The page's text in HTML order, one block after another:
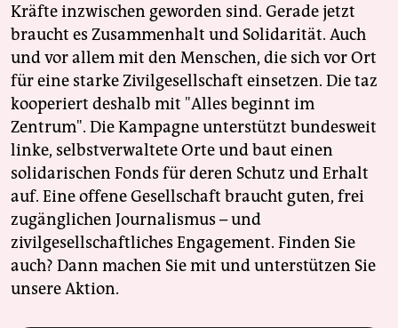
Kräfte inzwischen geworden sind. Gerade jetzt
braucht es Zusammenhalt und Solidarität. Auch
und vor allem mit den Menschen, die sich vor Ort
für eine starke Zivilgesellschaft einsetzen. Die taz
kooperiert deshalb mit "Alles beginnt im
Zentrum". Die Kampagne unterstützt bundesweit
linke, selbstverwaltete Orte und baut einen
solidarischen Fonds für deren Schutz und Erhalt
auf. Eine offene Gesellschaft braucht guten, frei
zugänglichen Journalismus – und
zivilgesellschaftliches Engagement. Finden Sie
auch? Dann machen Sie mit und unterstützen Sie
unsere Aktion.